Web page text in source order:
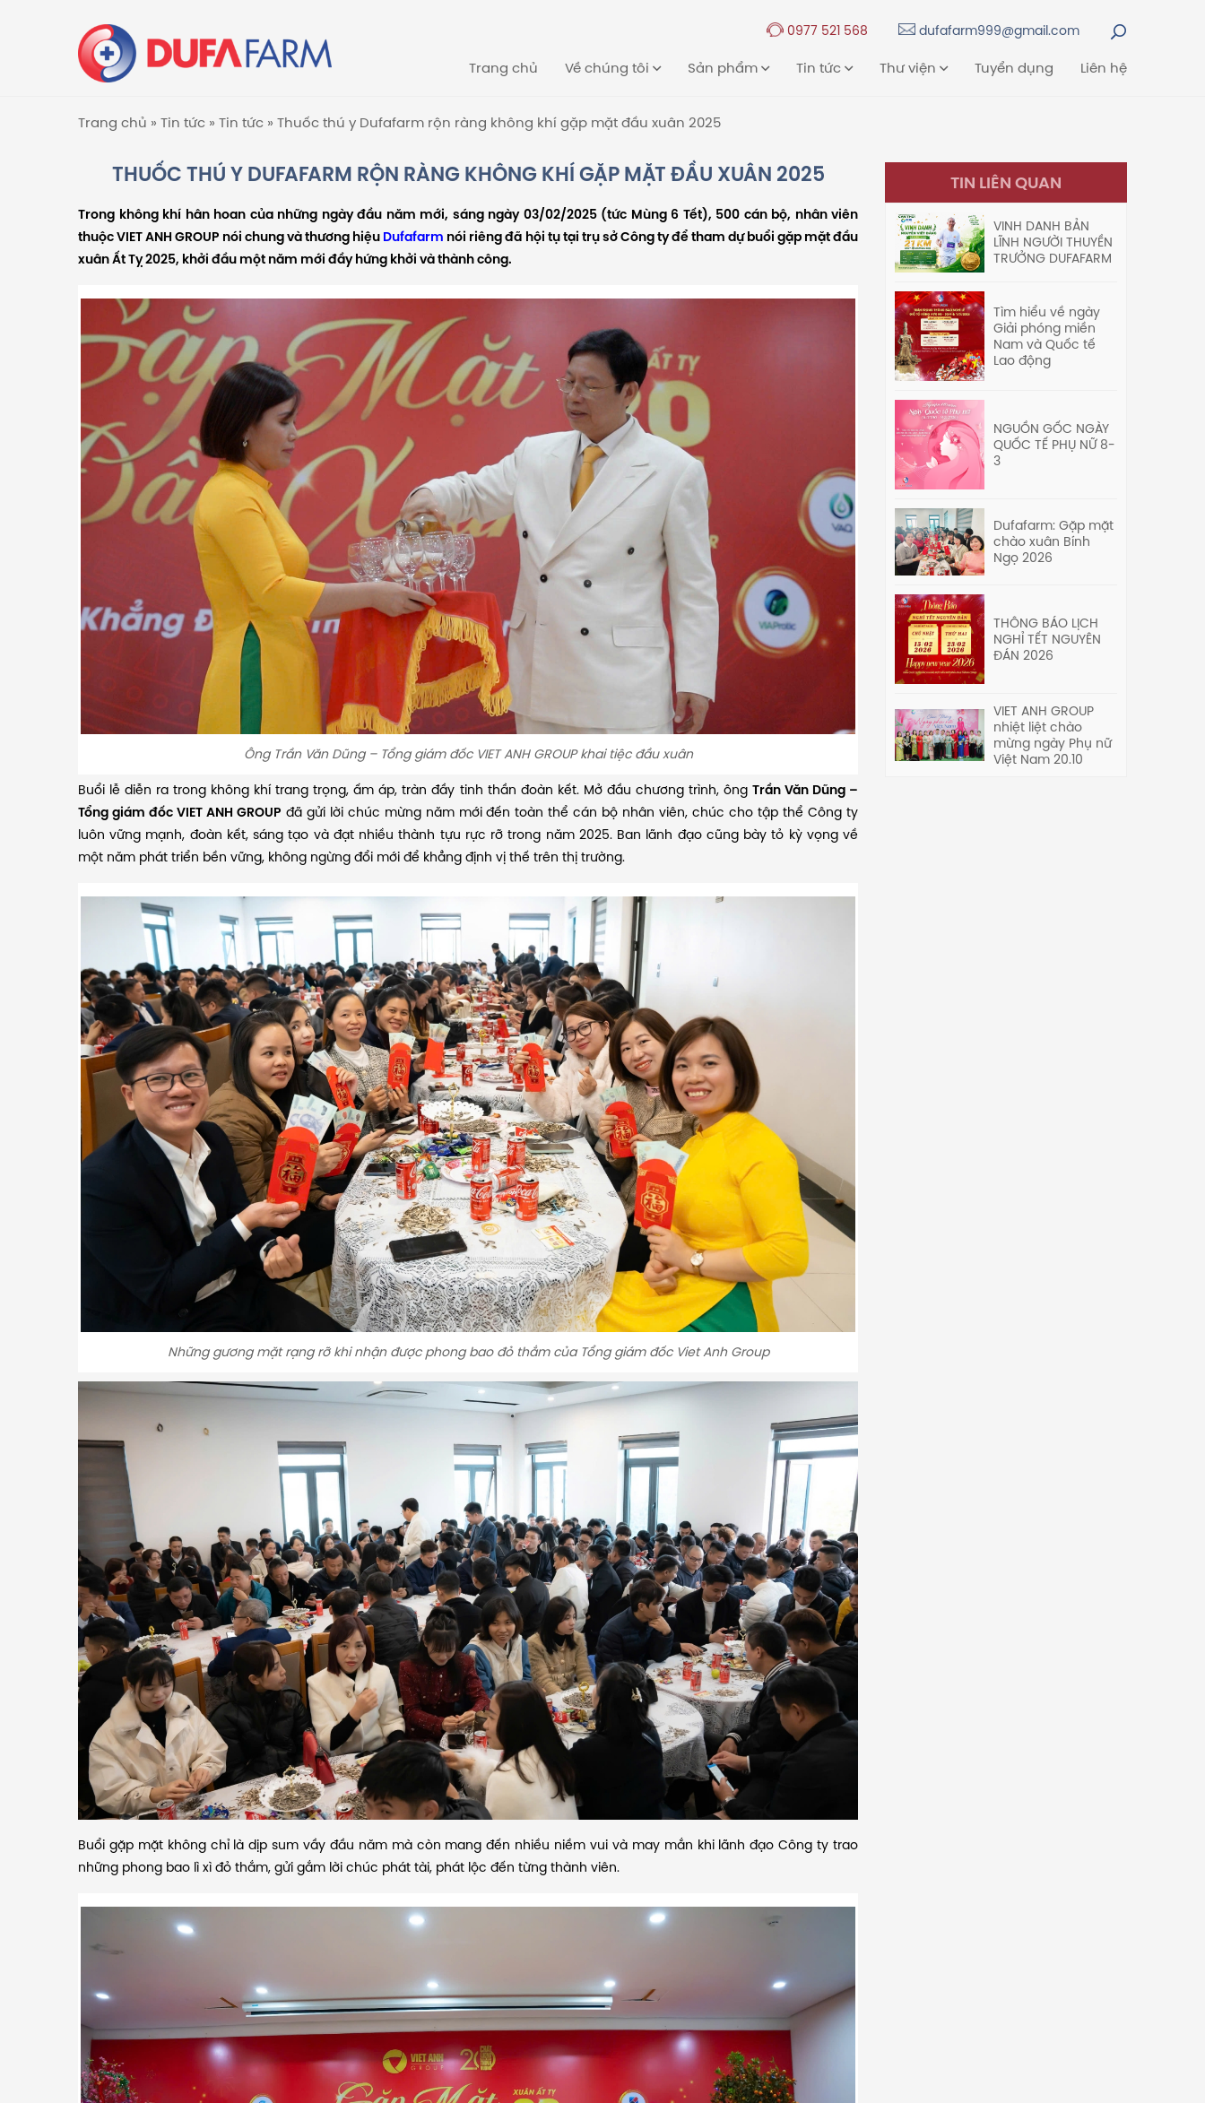
0977 521 568 dufafarm999@gmail.com
Trang chủ Về chúng tôi Sản phẩm Tin tức Thư viện Tuyển dụng Liên hệ
Trang chủ » Tin tức » Tin tức » Thuốc thú y Dufafarm rộn ràng không khí gặp mặt đầu xuân 2025
THUỐC THÚ Y DUFAFARM RỘN RÀNG KHÔNG KHÍ GẶP MẶT ĐẦU XUÂN 2025
Trong không khí hân hoan của những ngày đầu năm mới, sáng ngày 03/02/2025 (tức Mùng 6 Tết), 500 cán bộ, nhân viên
thuộc VIET ANH GROUP nói chung và thương hiệu Dufafarm nói riêng đã hội tụ tại trụ sở Công ty để tham dự buổi gặp mặt đầu
xuân Ất Tỵ 2025, khởi đầu một năm mới đầy hứng khởi và thành công.
Ông Trần Văn Dũng – Tổng giám đốc VIET ANH GROUP khai tiệc đầu xuân
Buổi lễ diễn ra trong không khí trang trọng, ấm áp, tràn đầy tinh thần đoàn kết. Mở đầu chương trình, ông Trần Văn Dũng –
Tổng giám đốc VIET ANH GROUP đã gửi lời chúc mừng năm mới đến toàn thể cán bộ nhân viên, chúc cho tập thể Công ty
luôn vững mạnh, đoàn kết, sáng tạo và đạt nhiều thành tựu rực rỡ trong năm 2025. Ban lãnh đạo cũng bày tỏ kỳ vọng về
một năm phát triển bền vững, không ngừng đổi mới để khẳng định vị thế trên thị trường.
Những gương mặt rạng rỡ khi nhận được phong bao đỏ thắm của Tổng giám đốc Viet Anh Group
Buổi gặp mặt không chỉ là dịp sum vầy đầu năm mà còn mang đến nhiều niềm vui và may mắn khi lãnh đạo Công ty trao
những phong bao lì xì đỏ thắm, gửi gắm lời chúc phát tài, phát lộc đến từng thành viên.
TIN LIÊN QUAN
VINH DANH BẢN
LĨNH NGƯỜI THUYỀN
TRƯỞNG DUFAFARM
Tìm hiểu về ngày
Giải phóng miền
Nam và Quốc tế
Lao động
NGUỒN GỐC NGÀY
QUỐC TẾ PHỤ NỮ 8-
3
Dufafarm: Gặp mặt
chào xuân Bính
Ngọ 2026
THÔNG BÁO LỊCH
NGHỈ TẾT NGUYÊN
ĐÁN 2026
VIET ANH GROUP
nhiệt liệt chào
mừng ngày Phụ nữ
Việt Nam 20.10